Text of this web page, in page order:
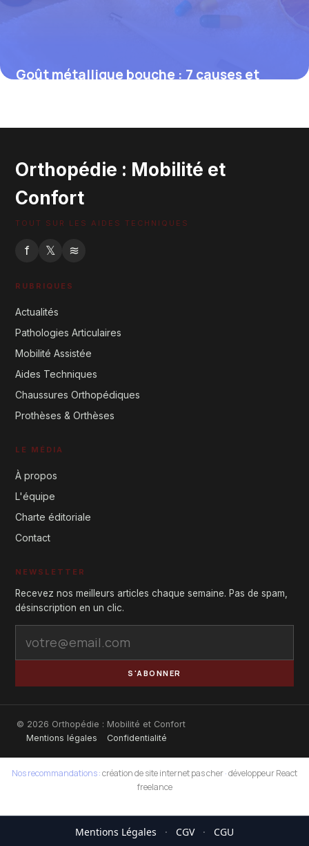
Goût métallique bouche : 7 causes et
Orthopédie : Mobilité et
Confort
TOUT SUR LES AIDES TECHNIQUES
f 𝕏 ≋
RUBRIQUES
Actualités
Pathologies Articulaires
Mobilité Assistée
Aides Techniques
Chaussures Orthopédiques
Prothèses & Orthèses
LE MÉDIA
À propos
L'équipe
Charte éditoriale
Contact
NEWSLETTER
Recevez nos meilleurs articles chaque semaine. Pas de spam,
désinscription en un clic.
S'ABONNER
© 2026 Orthopédie : Mobilité et Confort
Mentions légales
Confidentialité
Nos recommandations :création de site internet pas cher·développeur React
freelance
Mentions Légales · CGV · CGU